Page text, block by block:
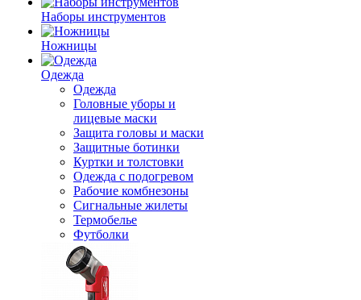
Наборы инструментов
Ножницы
Одежда
Одежда
Головные уборы и
лицевые маски
Защита головы и маски
Защитные ботинки
Куртки и толстовки
Одежда с подогревом
Рабочие комбнезоны
Сигнальные жилеты
Термобелье
Футболки